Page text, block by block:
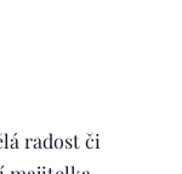
radost či